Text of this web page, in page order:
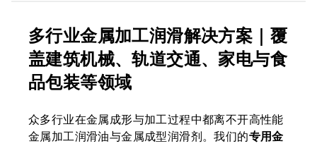
多行业金属加工润滑解决方案｜覆
盖建筑机械、轨道交通、家电与食
品包装等领域
众多行业在金属成形与加工过程中都离不开高性能
金属加工润滑油与金属成型润滑剂。我们的专用金